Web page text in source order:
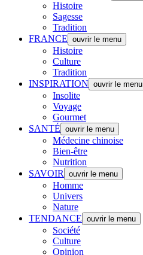
Histoire
Sagesse
Tradition
FRANCE ouvrir le menu
Histoire
Culture
Tradition
INSPIRATION ouvrir le menu
Insolite
Voyage
Gourmet
SANTÉ ouvrir le menu
Médecine chinoise
Bien-être
Nutrition
SAVOIR
ouvrir le menu
Homme
Univers
Nature
TENDANCE ouvrir le menu
Société
Culture
Opinion